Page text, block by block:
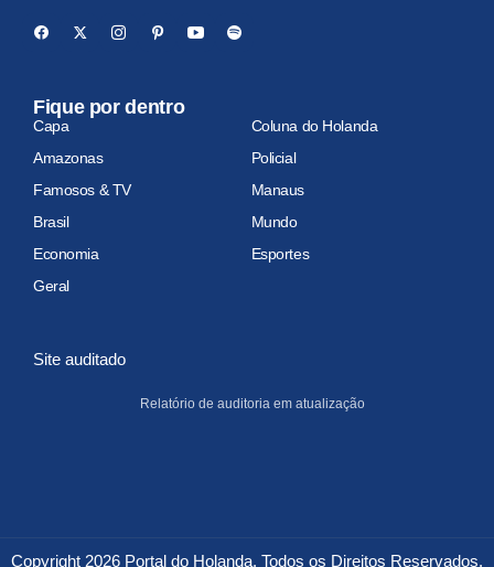
Fique por dentro
Capa
Coluna do Holanda
Amazonas
Policial
Famosos & TV
Manaus
Brasil
Mundo
Economia
Esportes
Geral
Site auditado
Relatório de auditoria em atualização
Copyright 2026 Portal do Holanda. Todos os Direitos Reservados.